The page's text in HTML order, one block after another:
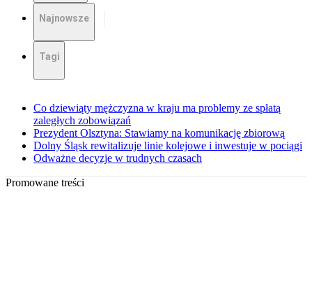
Najnowsze
Tagi
Co dziewiąty mężczyzna w kraju ma problemy ze spłatą
zaległych zobowiązań
Prezydent Olsztyna: Stawiamy na komunikację zbiorową
Dolny Śląsk rewitalizuje linie kolejowe i inwestuje w pociągi
Odważne decyzje w trudnych czasach
Promowane treści